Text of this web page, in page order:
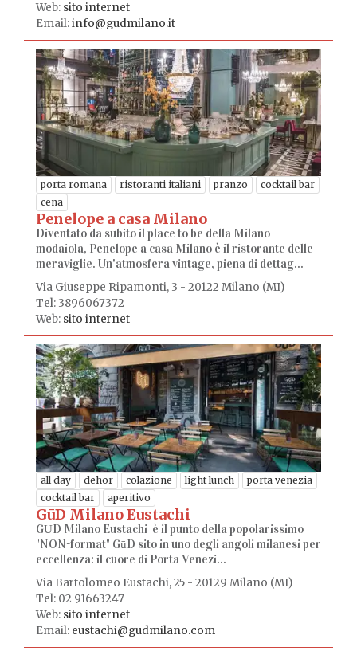
Web: sito internet
Email:info@gudmilano.it
porta romana ristoranti italiani pranzo
cocktail bar
cena
Penelope a casa Milano
Diventato da subito il place to be della Milano
modaiola, Penelope a casa Milano è il ristorante delle
meraviglie. Un'atmosfera vintage, piena di dettag...
Via Giuseppe Ripamonti, 3 - 20122 Milano (MI)
Tel: 3896067372
Web: sito internet
all day dehor colazione light lunch
porta venezia
cocktail bar
aperitivo
GūD Milano Eustachi
GŪD Milano Eustachi è il punto della popolarissimo
"NON-format" GūD sito in uno degli angoli milanesi per
eccellenza: il cuore di Porta Venezi...
Via Bartolomeo Eustachi, 25 - 20129 Milano (MI)
Tel: 02 91663247
Web: sito internet
Email: eustachi@gudmilano.com